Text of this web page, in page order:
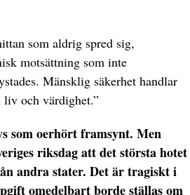
som aldrig spred sig,
motsättning som inte
Mänsklig säkerhet handlar
och värdighet.”
som oerhört framsynt. Men
riksdag att det största hotet
andra stater. Det är tragiskt i
omedelbart borde ställas om